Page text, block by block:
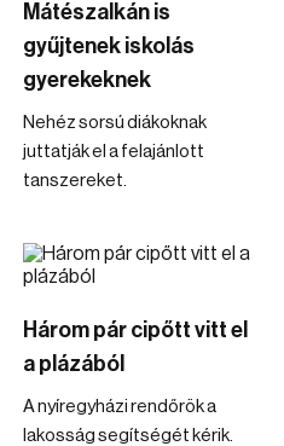
Mátészalkán is
gyűjtenek iskolás
gyerekeknek
Nehéz sorsú diákoknak
juttatják el a felajánlott
tanszereket.
Három pár cipőtt vitt el
a plázából
A nyíregyházi rendőrök a
lakosság segítségét kérik.